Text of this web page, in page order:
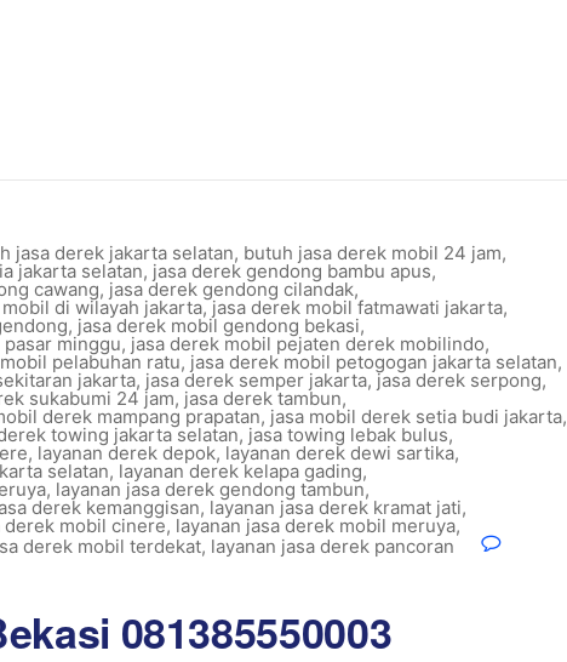
jasa derek jakarta selatan, butuh jasa derek mobil 24 jam,
jakarta selatan, jasa derek gendong bambu apus,
cawang, jasa derek gendong cilandak,
di wilayah jakarta,jasa derek mobil fatmawati jakarta,
, jasa derek mobil gendong bekasi,
minggu, jasa derek mobil pejaten derek mobilindo,
pelabuhan ratu, jasa derek mobil petogogan jakarta selatan,
jakarta, jasa derek semper jakarta, jasa derek serpong,
sukabumi 24 jam, jasa derek tambun,
derek mampang prapatan, jasa mobil derek setia budi jakarta,
towing jakarta selatan, jasa towing lebak bulus,
, layanan derek depok, layanan derek dewi sartika,
selatan, layanan derek kelapa gading,
, layanan jasa derek gendong tambun,
derek kemanggisan, layanan jasa derek kramat jati,
derek mobil cinere, layanan jasa derek mobil meruya,
derek mobil terdekat, layanan jasa derek pancoran
081385550003